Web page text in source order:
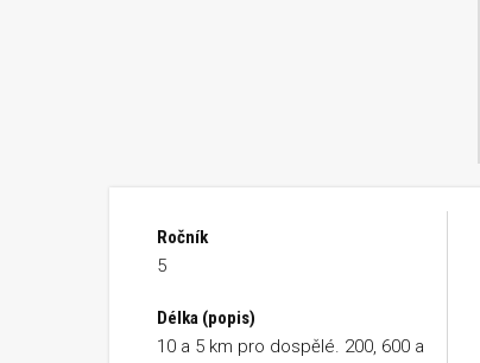
Ročník
5
Délka (popis)
10 a 5 km pro dospělé. 200, 600 a